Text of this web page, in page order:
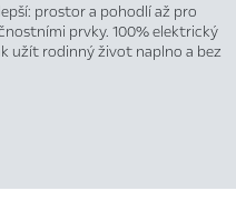
prostor a pohodlí až pro
prvky. 100% elektrický
užít rodinný život naplno a bez